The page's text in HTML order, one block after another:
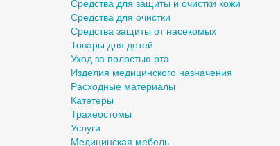
Средства для защиты и очистки кожи
Средства для очистки
Средства защиты от насекомых
Товары для детей
Уход за полостью рта
Изделия медицинского назначения
Расходные материалы
Катетеры
Трахеостомы
Услуги
Медицинская мебель